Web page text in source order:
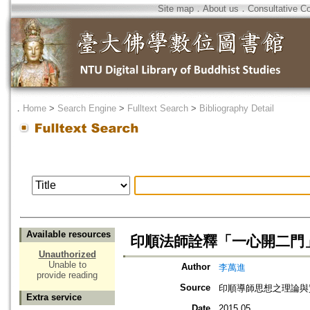
Site map．About us ． Consultative
． Home > Search Engine > Fulltext Search > Bibliography Detail
Available resources
Unauthorized
Unable to
provide reading
Extra service
印順法師詮釋「一心開二門
Author
李萬進
Source
印順導師思想之理論